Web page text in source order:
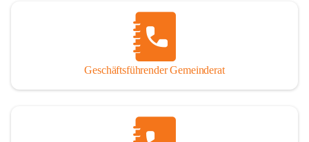
Geschäftsführender Gemeinderat